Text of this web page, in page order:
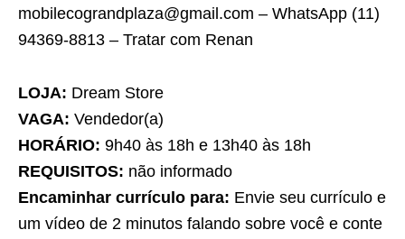
mobilecograndplaza@gmail.com – WhatsApp (11)
94369-8813 – Tratar com Renan
LOJA: Dream Store
VAGA: Vendedor(a)
HORÁRIO: 9h40 às 18h e 13h40 às 18h
REQUISITOS: não informado
Encaminhar currículo para: Envie seu currículo e
um vídeo de 2 minutos falando sobre você e conte